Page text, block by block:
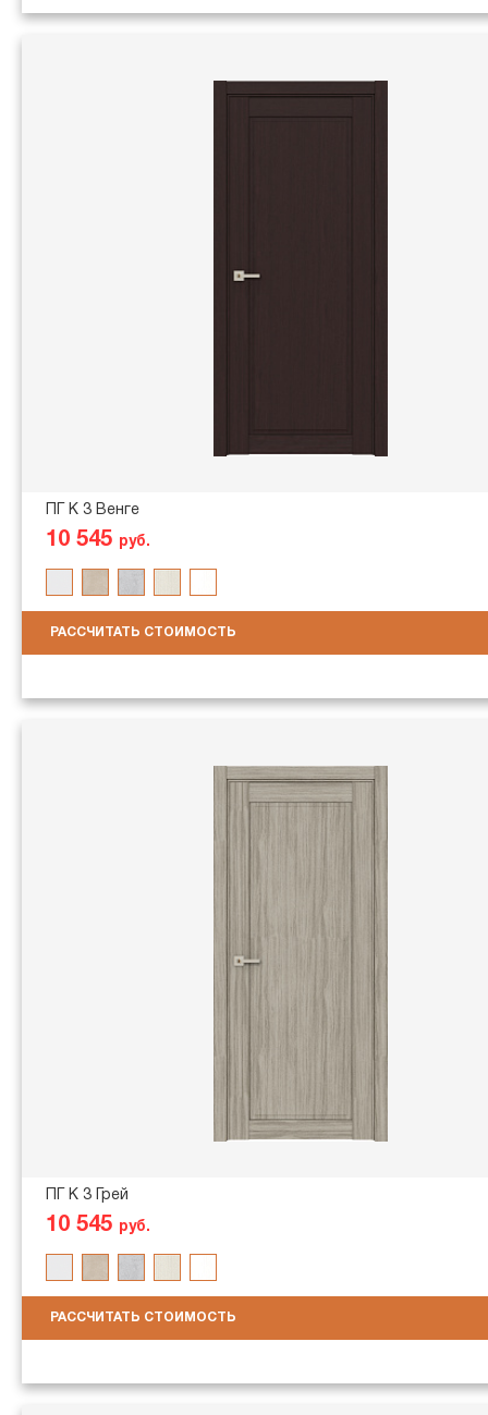
ПГ K 3 Венге
10 545 руб.
РАССЧИТАТЬ СТОИМОСТЬ
ПГ K 3 Грей
10 545 руб.
РАССЧИТАТЬ СТОИМОСТЬ